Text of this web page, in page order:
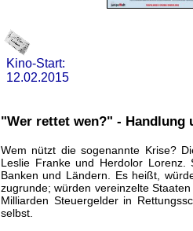
Kino-Start:
12.02.2015
"Wer rettet wen?" - Handlung
Wem nützt die sogenannte Krise?
Leslie Franke und Herdolor
Banken und Ländern. Es heißt,
zugrunde; würden vereinzelte
Milliarden Steuergelder in
selbst.